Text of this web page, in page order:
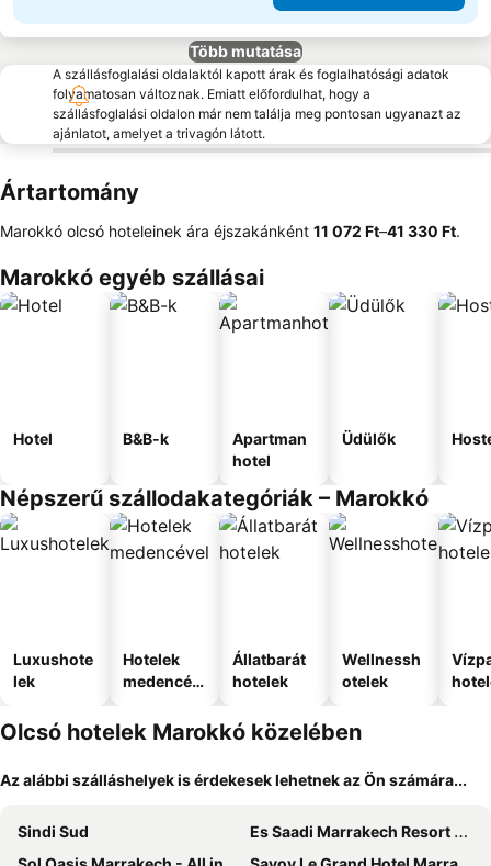
Több mutatása
A szállásfoglalási oldalaktól kapott árak és foglalhatósági adatok
folyamatosan változnak. Emiatt előfordulhat, hogy a
szállásfoglalási oldalon már nem találja meg pontosan ugyanazt az
ajánlatot, amelyet a trivagón látott.
Ártartomány
Marokkó olcsó hoteleinek ára éjszakánként ‎11 072 Ft–‎41 330 Ft.
Marokkó egyéb szállásai
Hotel B&B-k
Apartman
hotel
Üdülők
Népszerű szállodakategóriák – Marokkó
Luxushote
lek
Hotelek
medencév
Állatbarát
hotelek
Wellnessh
otelek
Olcsó hotelek Marokkó közelében
Az alábbi szálláshelyek is érdekesek lehetnek az Ön számára...
Sindi Sud
Es Saadi Marrakech Resort - Palace